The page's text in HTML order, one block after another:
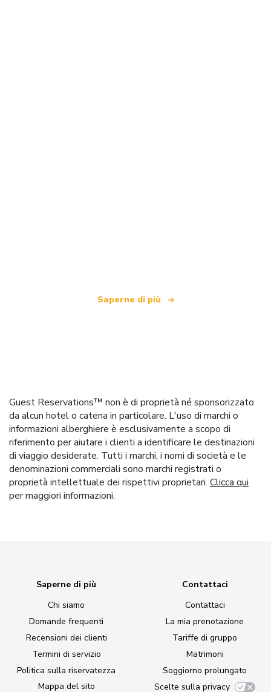
Saperne di più
Guest Reservations™ non è di proprietà né sponsorizzato
da alcun hotel o catena in particolare. L'uso di marchi o
informazioni alberghiere è esclusivamente a scopo di
riferimento per aiutare i clienti a identificare le destinazioni
di viaggio desiderate. Tutti i marchi, i nomi di società e le
denominazioni commerciali sono marchi registrati o
proprietà intellettuale dei rispettivi proprietari. Clicca qui
per maggiori informazioni.
Saperne di più
Chi siamo
Domande frequenti
Recensioni dei clienti
Termini di servizio
Politica sulla riservatezza
Mappa del sito
Contattaci
Contattaci
La mia prenotazione
Tariffe di gruppo
Matrimoni
Soggiorno prolungato
Scelte sulla privacy